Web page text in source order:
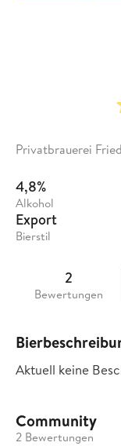
4,8%
Alkohol
Export
Bierstil
2
Bewertungen
Aktuell keine
Community
2 Bewertungen